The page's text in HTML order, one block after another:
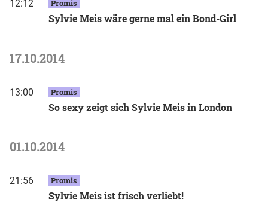
12:12 Promis
Sylvie Meis wäre gerne mal ein Bond-Girl
17.10.2014
13:00 Promis
So sexy zeigt sich Sylvie Meis in London
01.10.2014
21:56 Promis
Sylvie Meis ist frisch verliebt!